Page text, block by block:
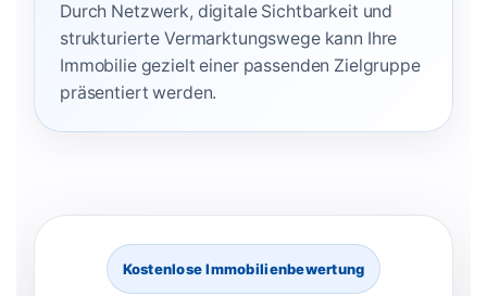
Durch Netzwerk, digitale Sichtbarkeit und
strukturierte Vermarktungswege kann Ihre
Immobilie gezielt einer passenden Zielgruppe
präsentiert werden.
Kostenlose Immobilienbewertung